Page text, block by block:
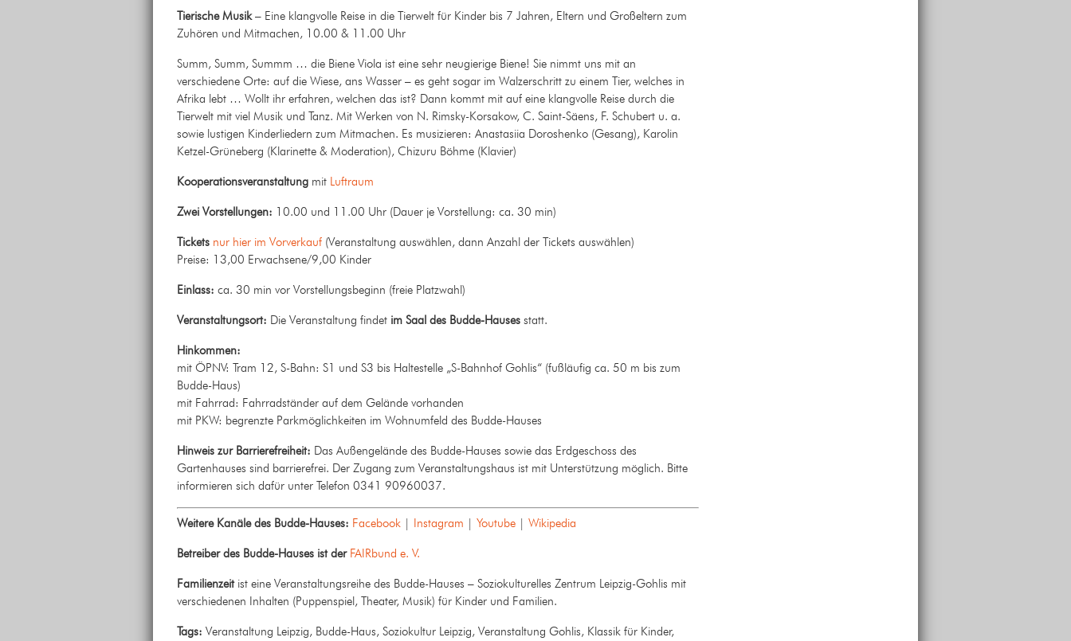
Tierische Musik– Eine klangvolle Reise in die Tierwelt für Kinder bis 7 Jahren, Eltern und Großeltern zum
Zuhören und Mitmachen, 10.00 & 11.00 Uhr
Summ, Summ, Summm … die Biene Viola ist eine sehr neugierige Biene! Sie nimmt uns mit an
verschiedene Orte: auf die Wiese, ans Wasser – es geht sogar im Walzerschritt zu einem Tier, welches in
Afrika lebt … Wollt ihr erfahren, welchen das ist? Dann kommt mit auf eine klangvolle Reise durch die
Tierwelt mit viel Musik und Tanz. Mit Werken von N. Rimsky-Korsakow, C. Saint-Säens, F. Schubert u. a.
sowie lustigen Kinderliedern zum Mitmachen. Es musizieren: Anastasiia Doroshenko (Gesang), Karolin
Ketzel-Grüneberg (Klarinette & Moderation), Chizuru Böhme (Klavier)
Kooperationsveranstaltung mit Luftraum
Zwei Vorstellungen: 10.00 und 11.00 Uhr (Dauer je Vorstellung: ca. 30 min)
Tickets nur hier im Vorverkauf (Veranstaltung auswählen, dann Anzahl der Tickets auswählen)
Preise: 13,00 Erwachsene/9,00 Kinder
Einlass: ca. 30 min vor Vorstellungsbeginn (freie Platzwahl)
Veranstaltungsort: Die Veranstaltung findet im Saal des Budde-Hauses statt.
Hinkommen:
mit ÖPNV: Tram 12, S-Bahn: S1 und S3 bis Haltestelle „S-Bahnhof Gohlis“ (fußläufig ca. 50 m bis zum
Budde-Haus)
mit Fahrrad: Fahrradständer auf dem Gelände vorhanden
mit PKW: begrenzte Parkmöglichkeiten im Wohnumfeld des Budde-Hauses
Hinweis zur Barrierefreiheit: Das Außengelände des Budde-Hauses sowie das Erdgeschoss des
Gartenhauses sind barrierefrei. Der Zugang zum Veranstaltungshaus ist mit Unterstützung möglich. Bitte
informieren sich dafür unter Telefon 0341 90960037.
Weitere Kanäle des Budde-Hauses: Facebook Instagram Youtube Wikipedia
Betreiber des Budde-Hauses ist der FAIRbund e. V.
Familienzeitist eine Veranstaltungsreihe des Budde-Hauses – Soziokulturelles Zentrum Leipzig-Gohlis mit
verschiedenen Inhalten (Puppenspiel, Theater, Musik) für Kinder und Familien.
Tags: Veranstaltung Leipzig, Budde-Haus, Soziokultur Leipzig, Veranstaltung Gohlis, Klassik für Kinder,